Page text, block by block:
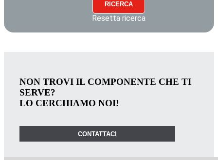
RICERCA
Resetta ricerca
NON TROVI IL COMPONENTE CHE TI
SERVE?
LO CERCHIAMO NOI!
CONTATTACI